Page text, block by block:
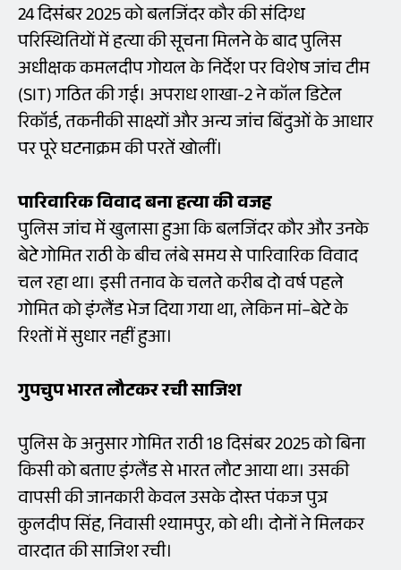
24 दिसंबर 2025 को बलजिंदर कौर की संदिग्ध
परिस्थितियों में हत्या की सूचना मिलने के बाद पुलिस
अधीक्षक कमलदीप गोयल के निर्देश पर विशेष जांच टीम
(SIT) गठित की गई। अपराध शाखा-2 ने कॉल डिटेल
रिकॉर्ड, तकनीकी साक्ष्यों और अन्य जांच बिंदुओं के आधार
पर पूरे घटनाक्रम की परतें खोलीं।
पारिवारिकविवादबनाहत्याकीवजह
पुलिस जांच में खुलासा हुआ कि बलजिंदर कौर और उनके
बेटे गोमित राठी के बीच लंबे समय से पारिवारिक विवाद
चल रहा था। इसी तनाव के चलते करीब दो वर्ष पहले
गोमित को इंग्लैंड भेज दिया गया था, लेकिन मां–बेटे के
रिश्तों में सुधार नहीं हुआ।
गुपचुपभारतलौटकररचीसाजिश
पुलिस के अनुसार गोमित राठी 18 दिसंबर 2025 को बिना
किसी को बताए इंग्लैंड से भारत लौट आया था। उसकी
वापसी की जानकारी केवल उसके दोस्त पंकज पुत्र
कुलदीप सिंह, निवासी श्यामपुर, को थी। दोनों ने मिलकर
वारदात की साजिश रची।